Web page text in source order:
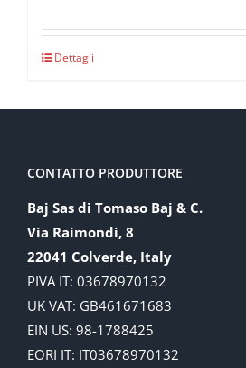
Dettagli
CONTATTO PRODUTTORE
Baj Sas di Tomaso Baj & C.
Via Raimondi, 8
22041 Colverde, Italy
PIVA IT: 03678970132
UK VAT: GB461671683
EIN US: 98-1788425
EORI IT: IT03678970132